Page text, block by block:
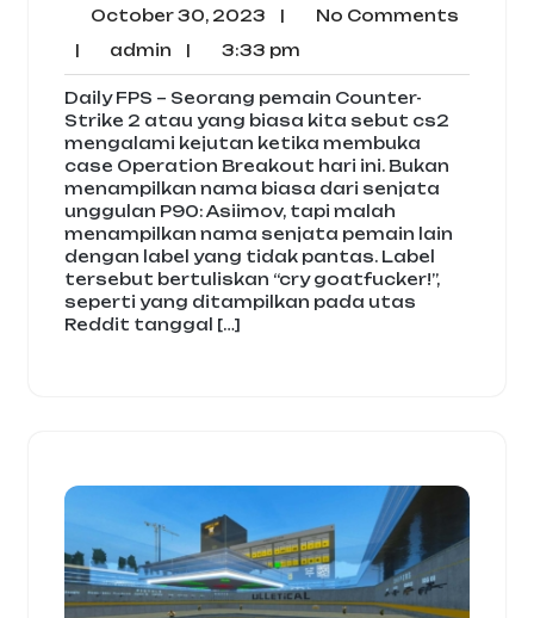
October 30, 2023 October
2023
| No CommentsNo
| admin admin
| 3:33 pm3:33
pm
Daily FPS – Seorang pemain Counter-
Strike 2 atau yang biasa kita sebut cs2
mengalami kejutan ketika membuka
case Operation Breakout hari ini. Bukan
menampilkan nama biasa dari senjata
unggulan P90: Asiimov, tapi malah
menampilkan nama senjata pemain lain
dengan label yang tidak pantas. Label
tersebut bertuliskan “cry goatfucker!”,
seperti yang ditampilkan pada utas
Reddit tanggal […]